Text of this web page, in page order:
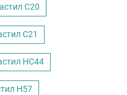
С20
С21
НС44
Н57